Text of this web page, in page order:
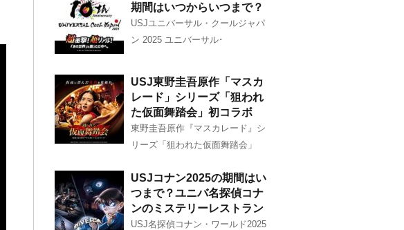
期間はいつからいつまで？
USJユニバーサル・クールジャパ
ン 2025 ユニバーサル･
USJ東野圭吾原作「マスカ
レード」シリーズ「狙われ
た仮面舞踏会」初コラボ
東野圭吾原作『マスカレード』シ
リーズ「狙われた仮面舞踏会」
USJコナン2025の期間はい
つまで？ユニバ名探偵コナ
ンのミステリーレストラン
USJ名探偵コナン・ワールド2025